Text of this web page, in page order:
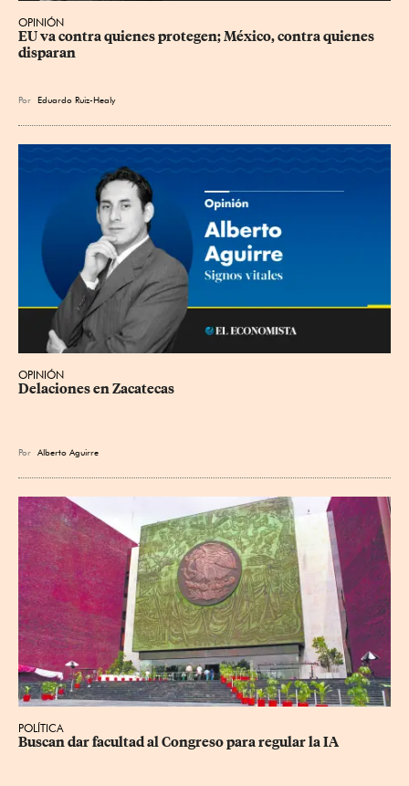
OPINIÓN
EU va contra quienes protegen; México, contra quienes
disparan
Por Eduardo Ruiz-Healy
OPINIÓN
Delaciones en Zacatecas
Por Alberto Aguirre
POLÍTICA
Buscan dar facultad al Congreso para regular la IA